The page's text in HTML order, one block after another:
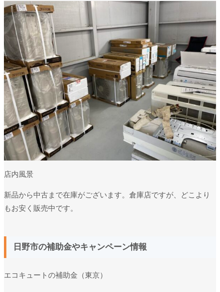
店内風景
新品から中古まで在庫がございます。倉庫店ですが、どこより
もお安く販売中です。
日野市の補助金やキャンペーン情報
エコキュートの補助金（東京）